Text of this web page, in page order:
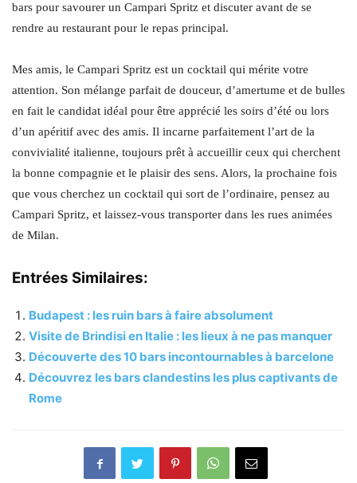
bars pour savourer un Campari Spritz et discuter avant de se
rendre au restaurant pour le repas principal.
Mes amis, le Campari Spritz est un cocktail qui mérite votre
attention. Son mélange parfait de douceur, d’amertume et de bulles
en fait le candidat idéal pour être apprécié les soirs d’été ou lors
d’un apéritif avec des amis. Il incarne parfaitement l’art de la
convivialité italienne, toujours prêt à accueillir ceux qui cherchent
la bonne compagnie et le plaisir des sens. Alors, la prochaine fois
que vous cherchez un cocktail qui sort de l’ordinaire, pensez au
Campari Spritz, et laissez-vous transporter dans les rues animées
de Milan.
Entrées Similaires:
Budapest : les ruin bars à faire absolument
Visite de Brindisi en Italie : les lieux à ne pas manquer
Découverte des 10 bars incontournables à barcelone
Découvrez les bars clandestins les plus captivants de
Rome